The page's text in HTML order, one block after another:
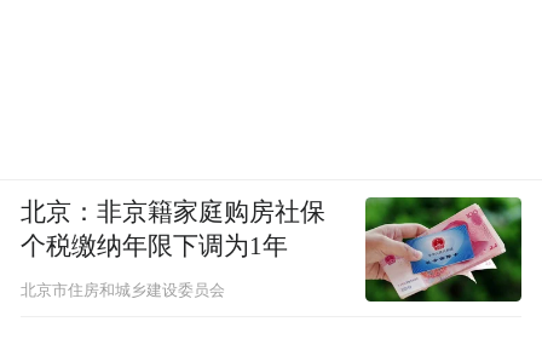
北京：非京籍家庭购房社保
个税缴纳年限下调为1年
北京市住房和城乡建设委员会